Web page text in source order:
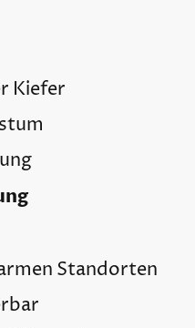
Kiefer
Standorten